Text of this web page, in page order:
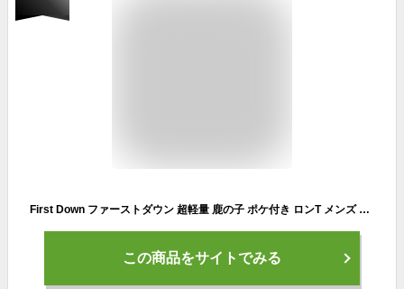
First Down ファーストダウン 超軽量 鹿の子 ポケ付き ロンT メンズ 長袖tシャツ ドライ 吸水速乾 スポーツ UVカット ブランド ロゴ リフレクター 送料無料 通販A15【13B0374】
この商品をサイトでみる